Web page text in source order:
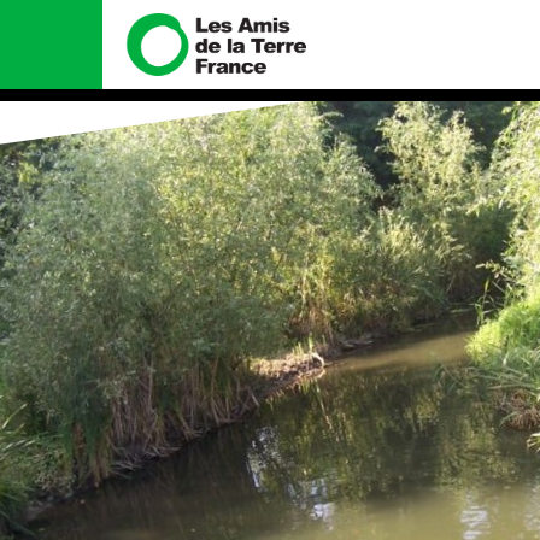
Nous connaître
Histoire
Manifeste
Missions et méthodes
Valeurs
Équipes et
fonctionnement
Le réseau dans le monde
Nos alliés
Je soutiens les Amis de la
Nos
Total, rendez-
tribunal
Gaz « naturel »,
enfumage
Mode : une
destructrice
Gaz au
violence
Nos autres